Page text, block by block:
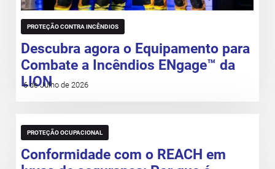
PROTEÇÃO CONTRA INCÊNDIOS
Descubra agora o Equipamento para
Combate a Incêndios ENgage™ da
LION
6 de Julho de 2026
PROTEÇÃO OCUPACIONAL
Conformidade com o REACH em